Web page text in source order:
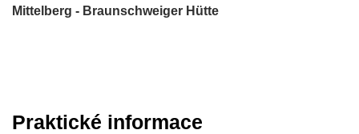
Mittelberg - Braunschweiger Hütte
Praktické informace